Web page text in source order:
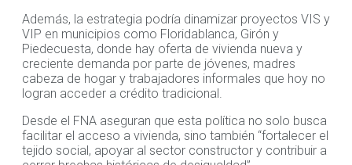
Además, la estrategia podría dinamizar proyectos VIS y
VIP en municipios como Floridablanca, Girón y
Piedecuesta, donde hay oferta de vivienda nueva y
creciente demanda por parte de jóvenes, madres
cabeza de hogar y trabajadores informales que hoy no
logran acceder a crédito tradicional.
Desde el FNA aseguran que esta política no solo busca
facilitar el acceso a vivienda, sino también “fortalecer el
tejido social, apoyar al sector constructor y contribuir a